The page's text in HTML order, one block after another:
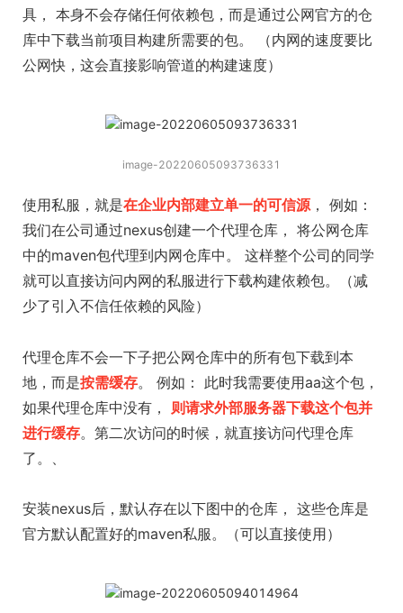
具， 本身不会存储任何依赖包，而是通过公网官方的仓
库中下载当前项目构建所需要的包。 （内网的速度要比
公网快，这会直接影响管道的构建速度）
image-20220605093736331
使用私服，就是在企业内部建立单一的可信源 ， 例如：
我们在公司通过nexus创建一个代理仓库， 将公网仓库
中的maven包代理到内网仓库中。 这样整个公司的同学
就可以直接访问内网的私服进行下载构建依赖包。（减
少了引入不信任依赖的风险）
代理仓库不会一下子把公网仓库中的所有包下载到本
地，而是按需缓存。 例如： 此时我需要使用aa这个包，
如果代理仓库中没有， 则请求外部服务器下载这个包并
进行缓存。第二次访问的时候，就直接访问代理仓库
了。、
安装nexus后，默认存在以下图中的仓库， 这些仓库是
官方默认配置好的maven私服。（可以直接使用）